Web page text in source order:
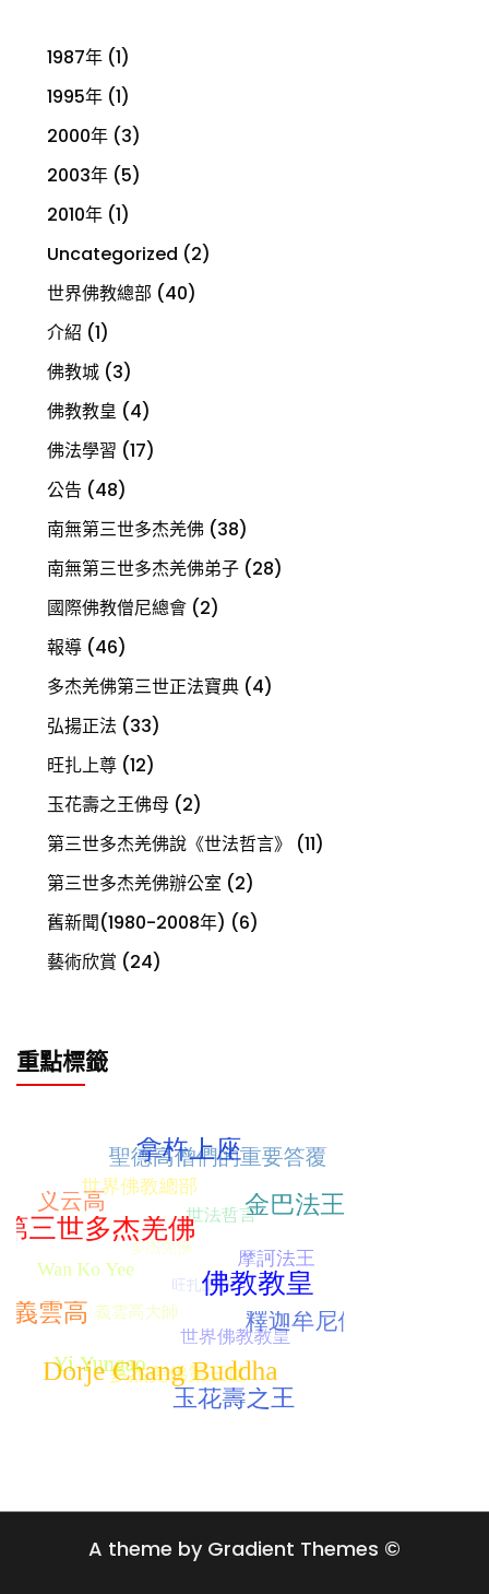
1987年 (1)
1995年 (1)
2000年 (3)
2003年 (5)
2010年 (1)
Uncategorized (2)
世界佛教總部 (40)
介紹 (1)
佛教城 (3)
佛教教皇 (4)
佛法學習 (17)
公告 (48)
南無第三世多杰羌佛 (38)
南無第三世多杰羌佛弟子 (28)
國際佛教僧尼總會 (2)
報導 (46)
多杰羌佛第三世正法寶典 (4)
弘揚正法 (33)
旺扎上尊 (12)
玉花壽之王佛母 (2)
第三世多杰羌佛說《世法哲言》
(11)
第三世多杰羌佛辦公室 (2)
舊新聞(1980-2008年) (6)
藝術欣賞 (24)
重點標籤
A theme by Gradient Themes ©